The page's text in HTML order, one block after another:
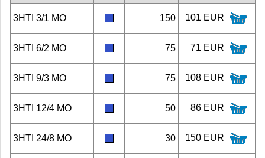
3HTI 3/1 MO 150 101 EUR
3HTI 6/2 MO 75 71 EUR
3HTI 9/3 MO 75 108 EUR
3HTI 12/4 MO 50 86 EUR
3HTI 24/8 MO 30 150 EUR